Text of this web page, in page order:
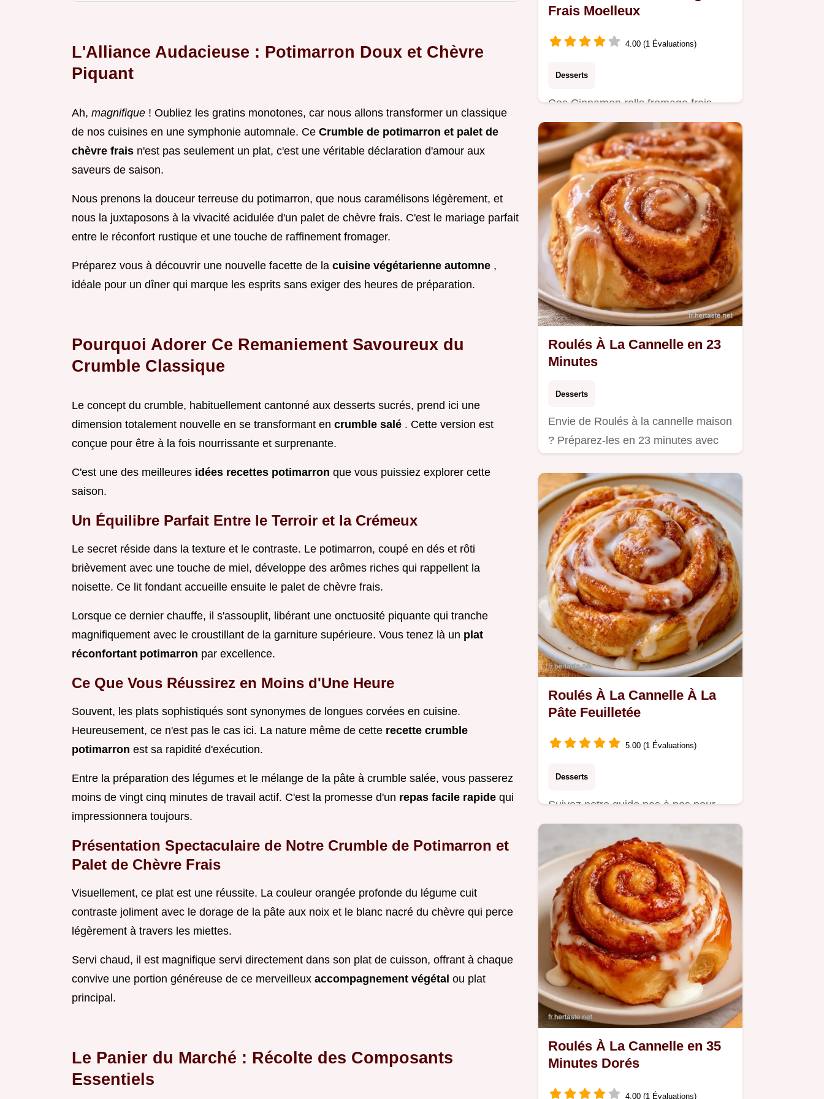
L'Alliance Audacieuse : Potimarron Doux et Chèvre
Piquant
Ah, magnifique ! Oubliez les gratins monotones, car nous allons transformer un classique
de nos cuisines en une symphonie automnale. Ce Crumble de potimarron et palet de
chèvre frais n'est pas seulement un plat, c'est une véritable déclaration d'amour aux
saveurs de saison.
Nous prenons la douceur terreuse du potimarron, que nous caramélisons légèrement, et
nous la juxtaposons à la vivacité acidulée d'un palet de chèvre frais. C'est le mariage parfait
entre le réconfort rustique et une touche de raffinement fromager.
Préparez vous à découvrir une nouvelle facette de la cuisine végétarienne automne ,
idéale pour un dîner qui marque les esprits sans exiger des heures de préparation.
Pourquoi Adorer Ce Remaniement Savoureux du
Crumble Classique
Le concept du crumble, habituellement cantonné aux desserts sucrés, prend ici une
dimension totalement nouvelle en se transformant en crumble salé . Cette version est
conçue pour être à la fois nourrissante et surprenante.
C'est une des meilleures idées recettes potimarron que vous puissiez explorer cette
saison.
Un Équilibre Parfait Entre le Terroir et la Crémeux
Le secret réside dans la texture et le contraste. Le potimarron, coupé en dés et rôti
brièvement avec une touche de miel, développe des arômes riches qui rappellent la
noisette. Ce lit fondant accueille ensuite le palet de chèvre frais.
Lorsque ce dernier chauffe, il s'assouplit, libérant une onctuosité piquante qui tranche
magnifiquement avec le croustillant de la garniture supérieure. Vous tenez là un plat
réconfortant potimarron par excellence.
Ce Que Vous Réussirez en Moins d'Une Heure
Souvent, les plats sophistiqués sont synonymes de longues corvées en cuisine.
Heureusement, ce n'est pas le cas ici. La nature même de cette recette crumble
potimarron est sa rapidité d'exécution.
Entre la préparation des légumes et le mélange de la pâte à crumble salée, vous passerez
moins de vingt cinq minutes de travail actif. C'est la promesse d'un repas facile rapide qui
impressionnera toujours.
Présentation Spectaculaire de Notre Crumble de Potimarron et
Palet de Chèvre Frais
Visuellement, ce plat est une réussite. La couleur orangée profonde du légume cuit
contraste joliment avec le dorage de la pâte aux noix et le blanc nacré du chèvre qui perce
légèrement à travers les miettes.
Servi chaud, il est magnifique servi directement dans son plat de cuisson, offrant à chaque
convive une portion généreuse de ce merveilleux accompagnement végétal ou plat
principal.
Le Panier du Marché : Récolte des Composants
Essentiels
Frais Moelleux
4.00 (1 Évaluations)
Desserts
Ces Cinnamon rolls fromage frais
offrent une mie filante et gourmande.
Roulés À La Cannelle en 23
Minutes
Desserts
Envie de Roulés à la cannelle maison
? Préparez-les en 23 minutes avec
Roulés À La Cannelle À La
Pâte Feuilletée
5.00 (1 Évaluations)
Desserts
Suivez notre guide pas à pas pour
préparer des Roulés À La Cannelle
Pâte Feuilletée.
Roulés À La Cannelle en 35
Minutes Dorés
4.00 (1 Évaluations)